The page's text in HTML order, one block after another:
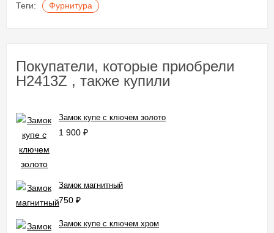
Теги: Фурнитура
Покупатели, которые приобрели
H2413Z , также купили
Замок купе с ключем золото
1 900 ₽
Замок магнитный
750 ₽
Замок купе с ключем хром